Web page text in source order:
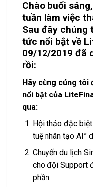
Chào buổi
tuần làm việc
Sau đây chúng
tức nổi bật về
09/12/2019 đã
rồi:
Hãy cùng cúng tôi
nổi bật của
qua:
Hội thảo đặc
tuệ nhân tạo AI”
Chuyến du lịch
cho đội Support
phần.